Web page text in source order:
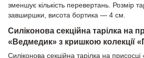
зменшує кількість перевертань. Розмір
завширшки, висота бортика — 4 см.
Силіконова секційна тарілка на
«Ведмедик» з кришкою колекції
Силіконова секційна тарілка на